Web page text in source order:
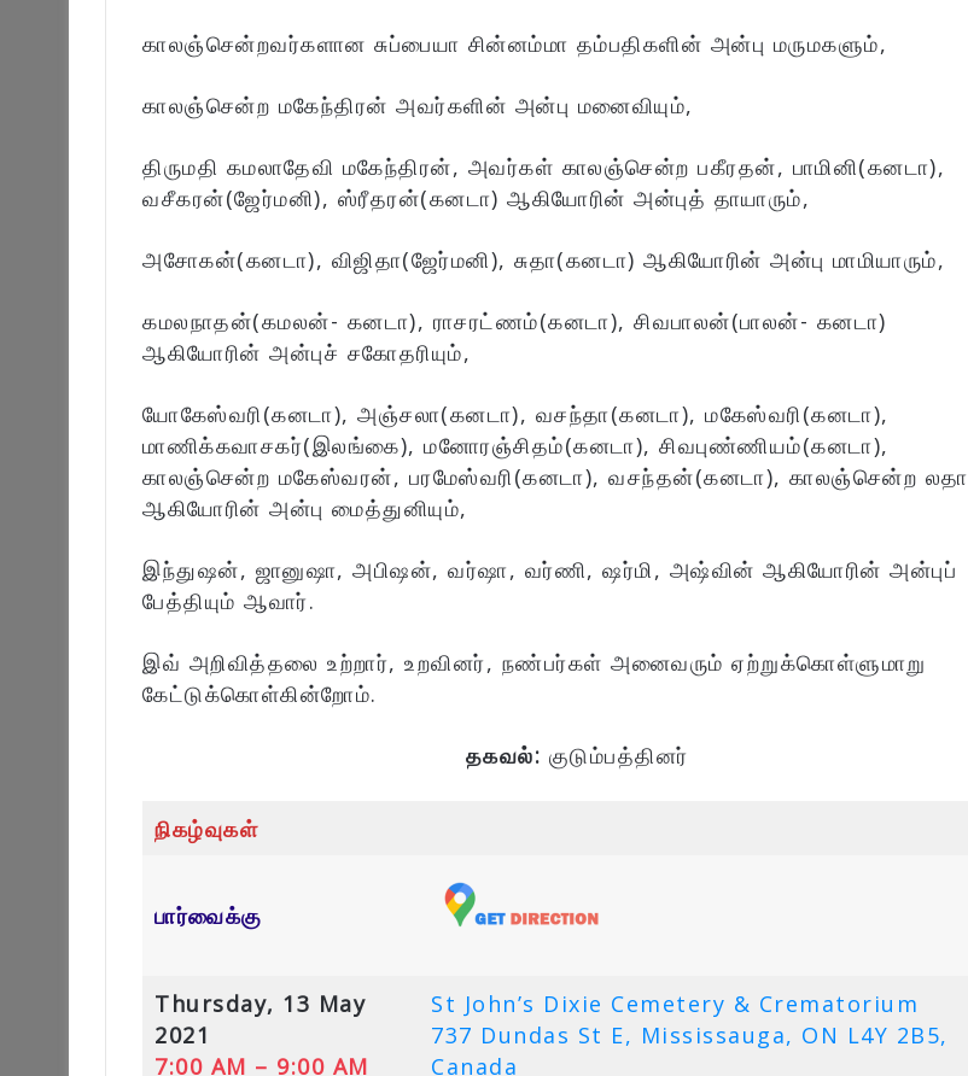
காலஞ்சென்றவர்களான சுப்பையா சின்னம்மா தம்பதிகளின் அன்பு மருமகளும்,
காலஞ்சென்ற மகேந்திரன் அவர்களின் அன்பு மனைவியும்,
திருமதி கமலாதேவி மகேந்திரன், அவர்கள் காலஞ்சென்ற பகீரதன், பாமினி(கனடா),
வசீகரன்(ஜேர்மனி), ஸ்ரீதரன்(கனடா) ஆகியோரின் அன்புத் தாயாரும்,
அசோகன்(கனடா), விஜிதா(ஜேர்மனி), சுதா(கனடா) ஆகியோரின் அன்பு மாமியாரும்,
கமலநாதன்(கமலன்- கனடா), ராசரட்ணம்(கனடா), சிவபாலன்(பாலன்- கனடா)
ஆகியோரின் அன்புச் சகோதரியும்,
யோகேஸ்வரி(கனடா), அஞ்சலா(கனடா), வசந்தா(கனடா), மகேஸ்வரி(கனடா),
மாணிக்கவாசகர்(இலங்கை), மனோரஞ்சிதம்(கனடா), சிவபுண்ணியம்(கனடா),
காலஞ்சென்ற மகேஸ்வரன், பரமேஸ்வரி(கனடா), வசந்தன்(கனடா), காலஞ்சென்ற லதா
ஆகியோரின் அன்பு மைத்துனியும்,
இந்துஷன், ஜானுஷா, அபிஷன், வர்ஷா, வர்ணி, ஷர்மி, அஷ்வின் ஆகியோரின் அன்புப்
பேத்தியும் ஆவார்.
இவ் அறிவித்தலை உற்றார், உறவினர், நண்பர்கள் அனைவரும் ஏற்றுக்கொள்ளுமாறு
கேட்டுக்கொள்கின்றோம்.
தகவல்: குடும்பத்தினர்
நிகழ்வுகள்
பார்வைக்கு
Thursday, 13 May
2021
7:00 AM – 9:00 AM
St John’s Dixie Cemetery & Crematorium
737 Dundas St E, Mississauga, ON L4Y 2B5,
Canada